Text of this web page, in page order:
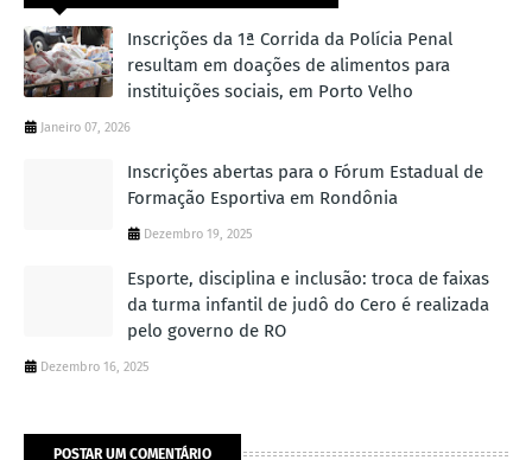
Inscrições da 1ª Corrida da Polícia Penal
resultam em doações de alimentos para
instituições sociais, em Porto Velho
Janeiro 07, 2026
Inscrições abertas para o Fórum Estadual de
Formação Esportiva em Rondônia
Dezembro 19, 2025
Esporte, disciplina e inclusão: troca de faixas
da turma infantil de judô do Cero é realizada
pelo governo de RO
Dezembro 16, 2025
POSTAR UM COMENTÁRIO